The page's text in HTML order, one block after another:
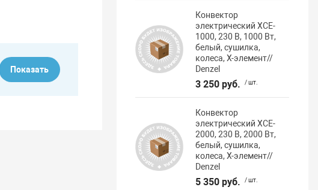
Показать
Конвектор
электрический XCE-
1000, 230 В, 1000 Вт,
белый, сушилка,
колеса, Х-элемент//
Denzel
3 250 руб. / шт.
Конвектор
электрический XCE-
2000, 230 В, 2000 Вт,
белый, сушилка,
колеса, Х-элемент//
Denzel
5 350 руб. / шт.